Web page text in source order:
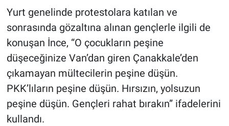
Yurt genelinde protestolara katılan ve
sonrasında gözaltına alınan gençlerle ilgili de
konuşan İnce, “O çocukların peşine
düşeceğinize Van’dan giren Çanakkale’den
çıkamayan mültecilerin peşine düşün.
PKK’lıların peşine düşün. Hırsızın, yolsuzun
peşine düşün. Gençleri rahat bırakın” ifadelerini
kullandı.
Popüler
Programlar
Sağlık
Spor
Teknoloji